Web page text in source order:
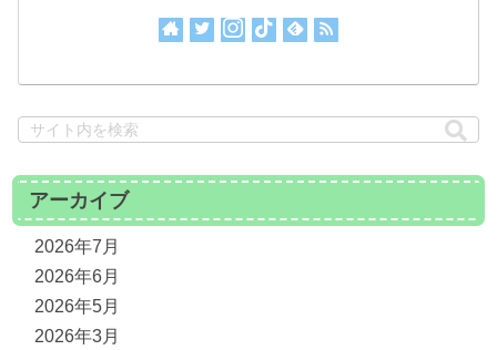
アーカイブ
2026年7月
2026年6月
2026年5月
2026年3月